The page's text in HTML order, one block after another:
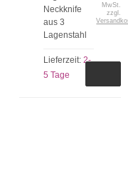
Neckknife
aus 3
Lagenstahl
Lieferzeit:2-
5 Tage
MwSt.
zzgl.